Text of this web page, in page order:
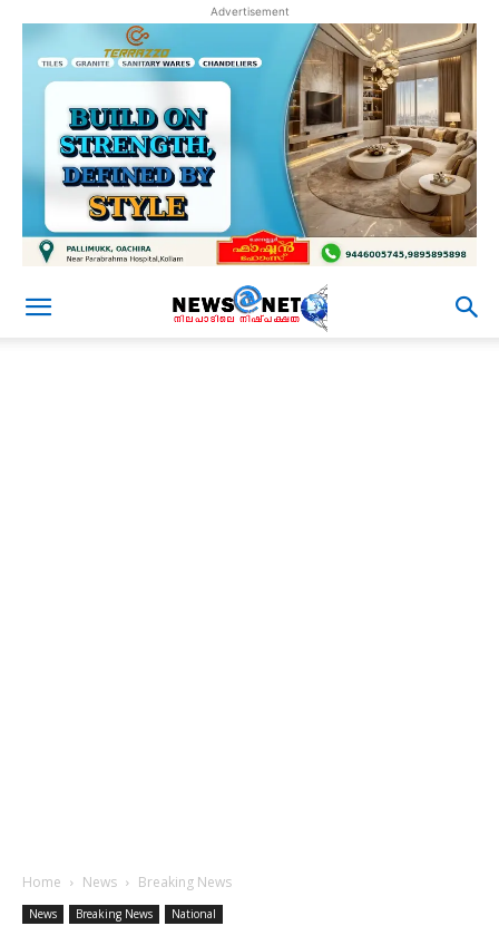
Advertisement
Home News Breaking News
News Breaking News National